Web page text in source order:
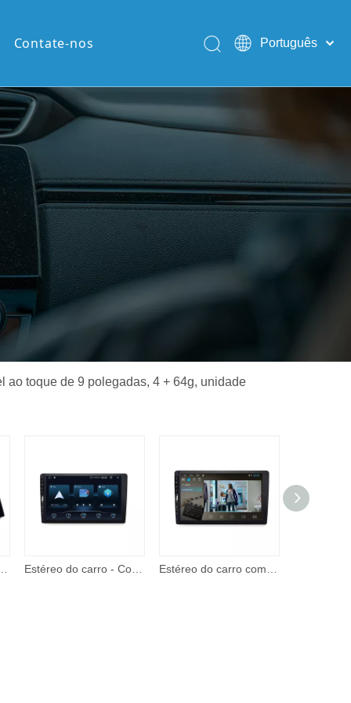
Contate-nos
Português
Pусский
ao toque de 9 polegadas, 4 + 64g, unidade